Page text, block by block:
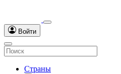
Войти
Страны